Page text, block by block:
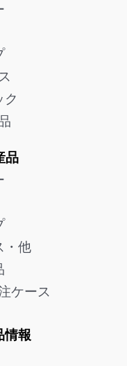
ク
品
・他
ケース
情報